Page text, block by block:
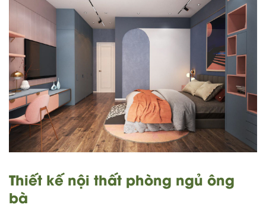
Thiết kế nội thất phòng ngủ ông
bà